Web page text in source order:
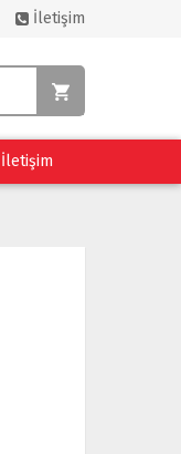
İletişim
İletişim